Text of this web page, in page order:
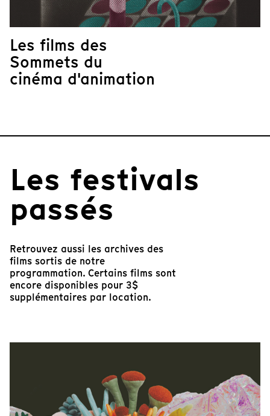
Les films des
Sommets du
cinéma d'animation
Les festivals
passés
Retrouvez aussi les archives des
films sortis de notre
programmation. Certains films sont
encore disponibles pour 3$
supplémentaires par location.